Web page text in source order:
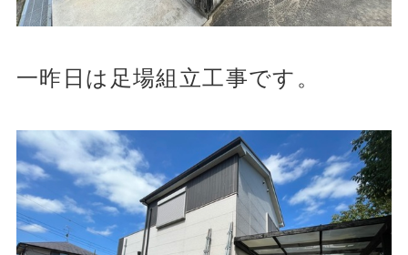
一昨日は足場組立工事です。